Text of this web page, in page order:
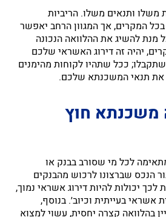
משלו ותנאים משלו. הריביות
בכל המקרים, אך המגוון הרחב יאפשר
מנת להשיג את ההלוואה הנכונה
יהיה זה דירוג האשראי שלכם
ככל שתהיו לקוחות מהימנים
את תנאי המשכנתא שלכם.
משכנתא חוץ
לכל מי שסורב בבנק או
הנכס שברצונו לרכוש מהבנקים
יכולות להיות דירוג אשראי נמוך,
אשראי בעייתית וכיוב׳. בנוסף,
בהלוואה קצרה יחסית, עשוי למצוא